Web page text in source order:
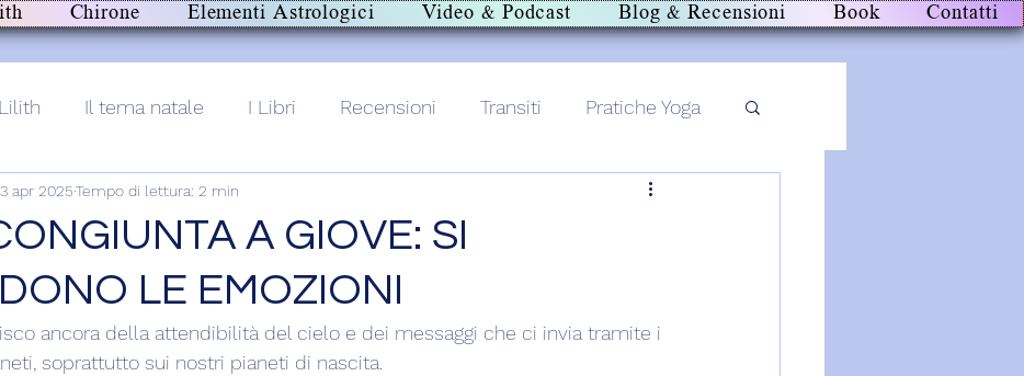
Chirone Elementi Astrologici Video & Podcast Blog & Recensioni Book Contatti
Lilith Il tema natale I Libri Recensioni Transiti Pratiche Yoga
Lilith+
A GIOVE: SI
LE EMOZIONI
3 apr 2025Tempo di lettura: 2 min
ancora della attendibilità del cielo e dei messaggi che ci invia tramite i
soprattutto sui nostri pianeti di nascita.